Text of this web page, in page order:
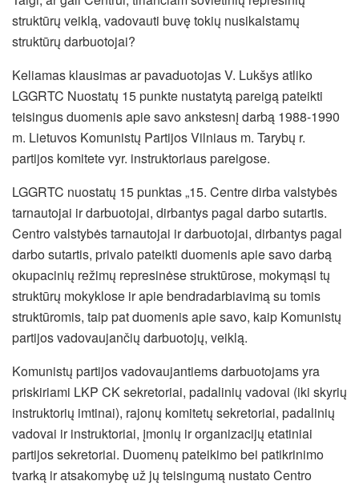
struktūrų veiklą, vadovauti buvę tokių nusikalstamų
struktūrų darbuotojai?
Keliamas klausimas ar pavaduotojas V. Lukšys atliko
LGGRTC Nuostatų 15 punkte nustatytą pareigą pateikti
teisingus duomenis apie savo ankstesnį darbą 1988-1990
m. Lietuvos Komunistų Partijos Vilniaus m. Tarybų r.
partijos komitete vyr. instruktoriaus pareigose.
LGGRTC nuostatų 15 punktas „15. Centre dirba valstybės
tarnautojai ir darbuotojai, dirbantys pagal darbo sutartis.
Centro valstybės tarnautojai ir darbuotojai, dirbantys pagal
darbo sutartis, privalo pateikti duomenis apie savo darbą
okupacinių režimų represinėse struktūrose, mokymąsi tų
struktūrų mokyklose ir apie bendradarbiavimą su tomis
struktūromis, taip pat duomenis apie savo, kaip Komunistų
partijos vadovaujančių darbuotojų, veiklą.
Komunistų partijos vadovaujantiems darbuotojams yra
priskiriami LKP CK sekretoriai, padalinių vadovai (iki skyrių
instruktorių imtinai), rajonų komitetų sekretoriai, padalinių
vadovai ir instruktoriai, įmonių ir organizacijų etatiniai
partijos sekretoriai. Duomenų pateikimo bei patikrinimo
tvarką ir atsakomybę už jų teisingumą nustato Centro